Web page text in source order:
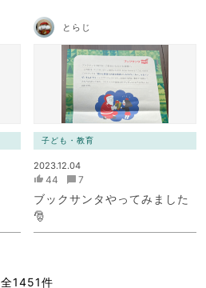
とらじ
子ども・教育
2023.12.04
44 7
ブックサンタやってみました
🎅
全1451件